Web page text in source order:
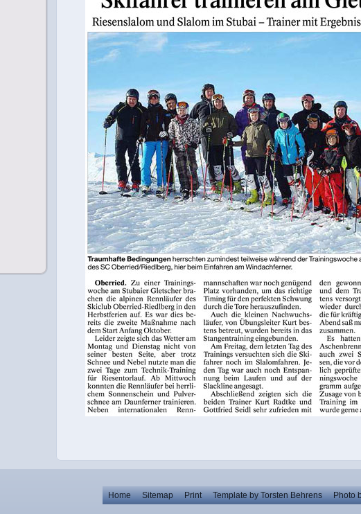
Home Sitemap Print Template by Torsten Behrens Photo